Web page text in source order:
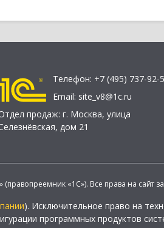
Телефон: +7 (495) 737-92-
Email: site_v8@1c.ru
продаж: г. Москва, улица
дом 21
(правопреемник «1С»). Все права на сайт
). Исключительное право на
программных продуктов